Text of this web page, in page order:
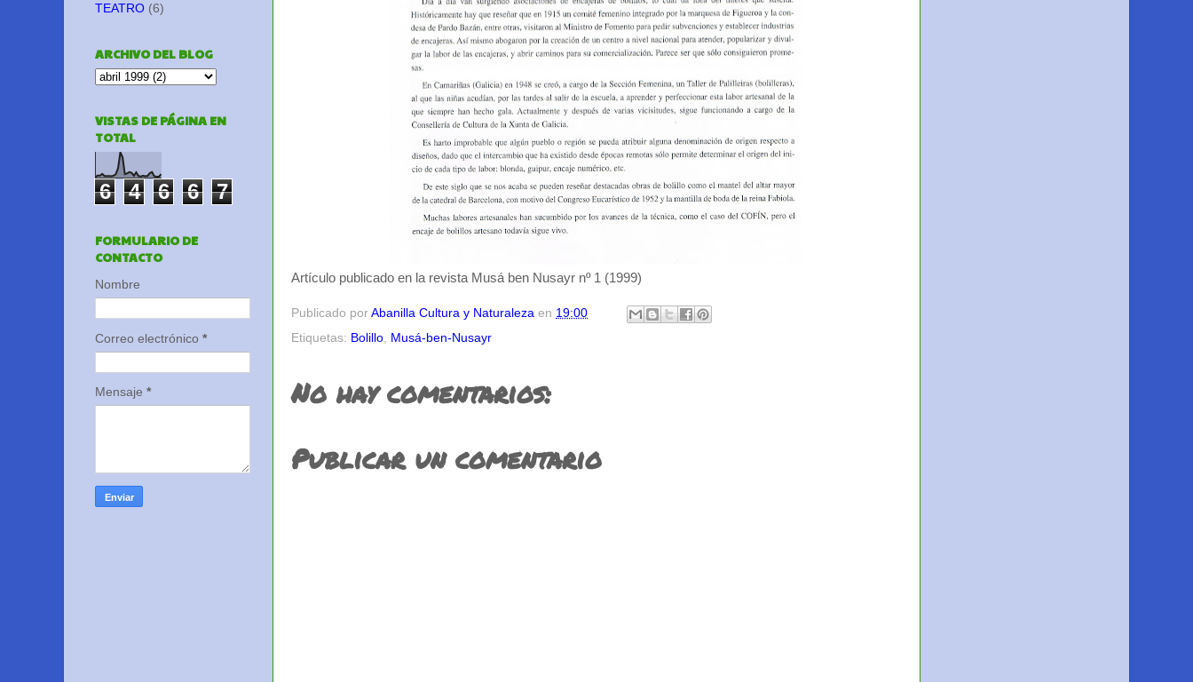
Artículo publicado en la revista Musá ben Nusayr nº 1 (1999)
Publicado por Abanilla Cultura y Naturaleza en 19:00
Etiquetas: Bolillo, Musá-ben-Nusayr
No hay comentarios:
Publicar un comentario
TEATRO (6)
ARCHIVO DEL BLOG
VISTAS DE PÁGINA EN
TOTAL
6 4 6 6 7
FORMULARIO DE
CONTACTO
Nombre
Correo electrónico *
Mensaje *